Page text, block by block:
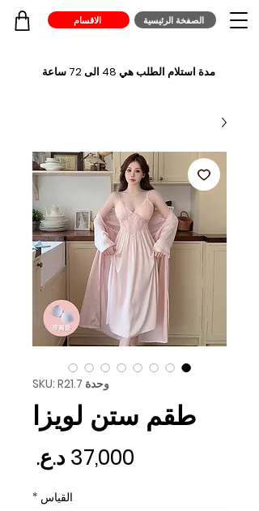
الصفخة الرئيسية الاقسام
مدة استلام الطلب هي 48 الى 72 ساعة
وحدة SKU: R21.7
طقم ستن لويزا
القياس *